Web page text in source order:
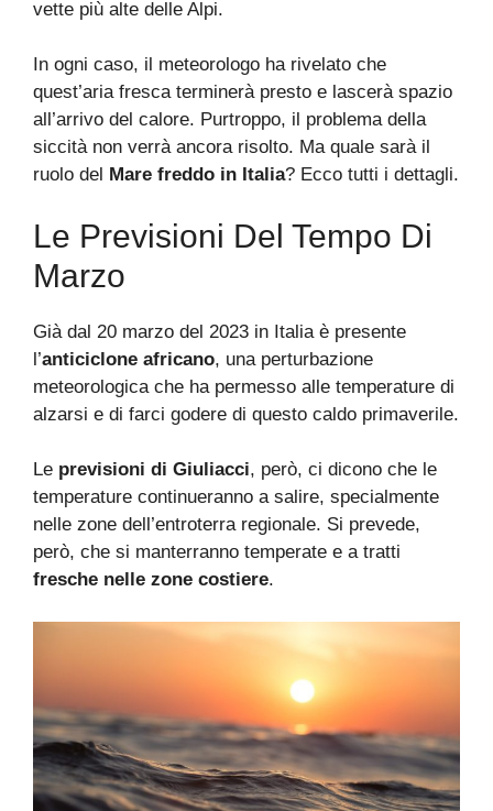
vette più alte delle Alpi.
In ogni caso, il meteorologo ha rivelato che
quest’aria fresca terminerà presto e lascerà spazio
all’arrivo del calore. Purtroppo, il problema della
siccità non verrà ancora risolto. Ma quale sarà il
ruolo del
Mare freddo in Italia? Ecco tutti i dettagli.
Le Previsioni Del Tempo Di
Marzo
Già dal 20 marzo del 2023 in Italia è presente
l’anticiclone africano, una perturbazione
meteorologica che ha permesso alle temperature di
alzarsi e di farci godere di questo caldo primaverile.
Le previsioni di Giuliacci, però, ci dicono che le
temperature continueranno a salire, specialmente
nelle zone dell’entroterra regionale. Si prevede,
però, che si manterranno temperate e a tratti
fresche nelle zone costiere.